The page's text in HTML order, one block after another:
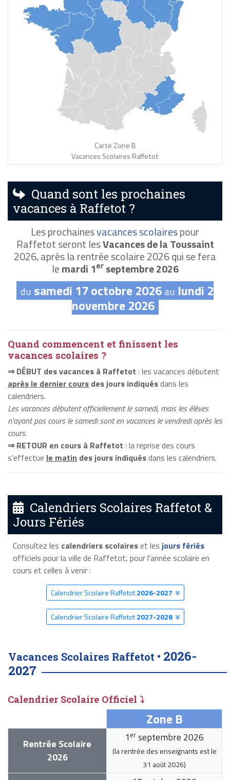
Carte Zone B
Vacances Scolaires Raffetot
Quand sont les prochaines
vacances à Raffetot ?
Les prochainesvacances scolairespour
Raffetot seront lesVacances de la Toussaint
2026, après la rentrée scolaire 2026 qui se fera
lemardi 1erseptembre 2026
du samedi 17 octobre 2026au lundi 2
novembre 2026
Quand commencent et finissent les
vacances scolaires ?
⇒ DÉBUT des vacances à Raffetot : les vacances débutent
après le dernier cours des jours indiquésdans les
calendriers.
Les vacances débutent officiellement le samedi, mais les élèves
n'ayant pas cours le samedi sont en vacances le vendredi après les
cours.
⇒ RETOUR en cours à Raffetot : la reprise des cours
s'effectue le matin des jours indiquésdans les calendriers.
Calendriers Scolaires Raffetot &
Jours Fériés
Consultez les calendriers scolaireset les jours fériés
officiels pour la ville de Raffetot, pour l'année scolaire en
cours et celles à venir :
Calendrier Scolaire Raffetot2026-2027
Calendrier Scolaire Raffetot2027-2028
Vacances Scolaires Raffetot • 2026-
2027
Calendrier Scolaire Officiel ⤵
Zone B
Rentrée Scolaire
2026
1 er septembre 2026
(la rentrée des enseignants est le
31 août 2026)